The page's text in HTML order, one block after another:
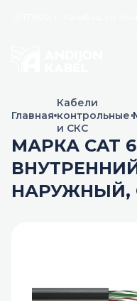
Главная
Кабели
контрольные
и СКС
МАРКА CAT 6
НАРУЖНЫЙ,